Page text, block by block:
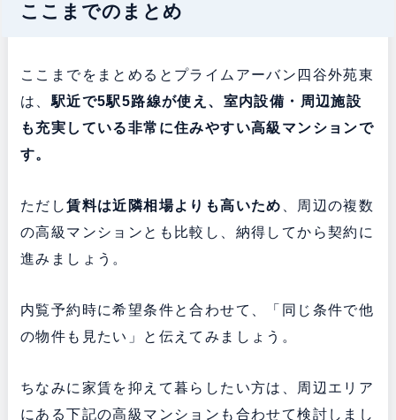
ここまでのまとめ
ここまでをまとめるとプライムアーバン四谷外苑東
は、駅近で5駅5路線が使え、室内設備・周辺施設
も充実している非常に住みやすい高級マンションで
す。
ただし賃料は近隣相場よりも高いため 、周辺の複数
の高級マンションとも比較し、納得してから契約に
進みましょう。
内覧予約時に希望条件と合わせて、「同じ条件で他
の物件も見たい」と伝えてみましょう。
ちなみに家賃を抑えて暮らしたい方は、周辺エリア
にある下記の高級マンションも合わせて検討しまし